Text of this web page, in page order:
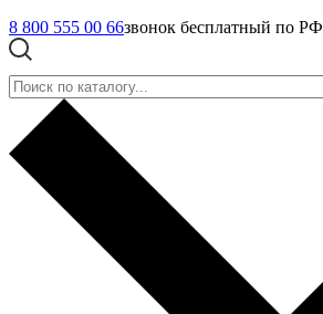
8 800 555 00 66звонок бесплатный по РФ